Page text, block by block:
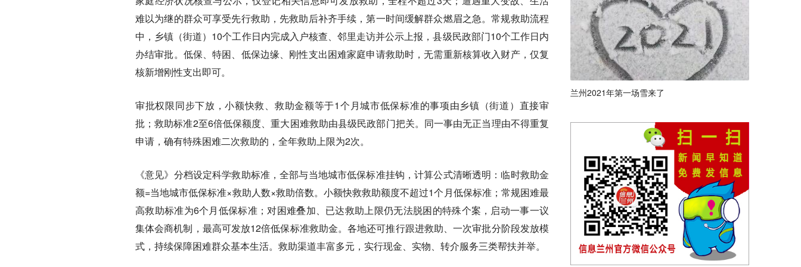
难以为继的群众可享受先行救助，先救助后补齐手续，第一时间缓解群众燃眉之急。常规救助流程
中，乡镇（街道）10个工作日内完成入户核查、邻里走访并公示上报，县级民政部门10个工作日内
办结审批。低保、特困、低保边缘、刚性支出困难家庭申请救助时，无需重新核算收入财产，仅复
核新增刚性支出即可。
审批权限同步下放，小额快救、救助金额等于1个月城市低保标准的事项由乡镇（街道）直接审
批；救助标准2至6倍低保额度、重大困难救助由县级民政部门把关。同一事由无正当理由不得重复
申请，确有特殊困难二次救助的，全年救助上限为2次。
《意见》分档设定科学救助标准，全部与当地城市低保标准挂钩，计算公式清晰透明：临时救助金
额=当地城市低保标准×救助人数×救助倍数。小额快救救助额度不超过1个月低保标准；常规困难最
高救助标准为6个月低保标准；对困难叠加、已达救助上限仍无法脱困的特殊个案，启动一事一议
集体会商机制，最高可发放12倍低保标准救助金。各地还可推行跟进救助、一次审批分阶段发放模
式，持续保障困难群众基本生活。救助渠道丰富多元，实行现金、实物、转介服务三类帮扶并举。
兰州2021年第一场雪来了